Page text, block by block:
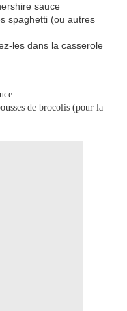
sauce
spaghetti (ou autres
les dans la casserole
de brocolis (pour la